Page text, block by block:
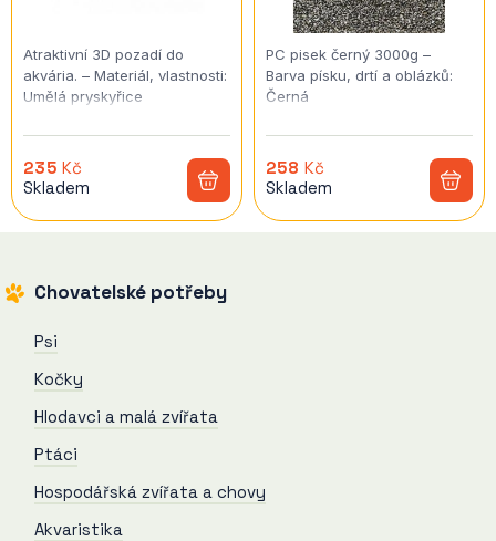
Atraktivní 3D pozadí do
akvária. – Materiál, vlastnosti:
Umělá pryskyřice
235 Kč
Skladem
PC pisek černý 3000g –
Barva písku, drtí a oblázků:
Černá
258 Kč
Skladem
Chovatelské potřeby
Psi
Kočky
Hlodavci a malá zvířata
Ptáci
Hospodářská zvířata a chovy
Akvaristika